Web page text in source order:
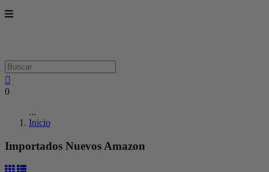
0
...
Inicio
Importados Nuevos Amazon